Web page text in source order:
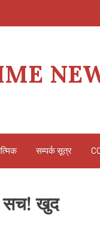
सम्पर्क सूत्र
सच! खुद